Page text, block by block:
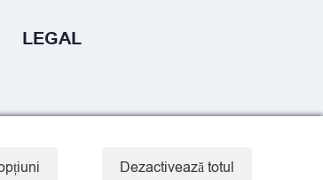
LEGAL
Dezactivează totul